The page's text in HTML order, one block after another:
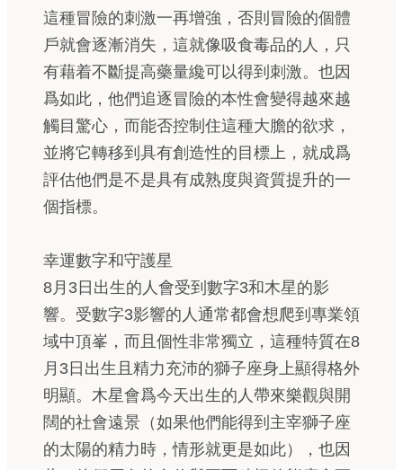
這種冒險的刺激一再增強，否則冒險的個體
戶就會逐漸消失，這就像吸食毒品的人，只
有藉着不斷提高藥量纔可以得到刺激。也因
爲如此，他們追逐冒險的本性會變得越來越
觸目驚心，而能否控制住這種大膽的欲求，
並將它轉移到具有創造性的目標上，就成爲
評估他們是不是具有成熟度與資質提升的一
個指標。
幸運數字和守護星
8月3日出生的人會受到數字3和木星的影
響。受數字3影響的人通常都會想爬到專業領
域中頂峯，而且個性非常獨立，這種特質在8
月3日出生且精力充沛的獅子座身上顯得格外
明顯。木星會爲今天出生的人帶來樂觀與開
闊的社會遠景（如果他們能得到主宰獅子座
的太陽的精力時，情形就更是如此），也因